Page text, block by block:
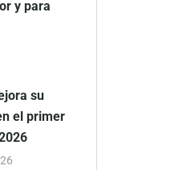
y para
su
el primer